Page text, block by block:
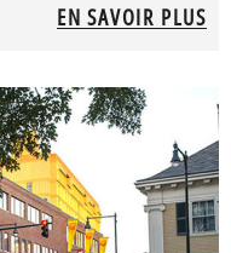
EN SAVOIR PLUS